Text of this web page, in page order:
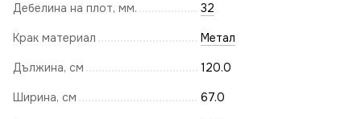
Дебелина на плот, мм. 32
Крак материал Метал
Дължина, см 120.0
Ширина, см 67.0